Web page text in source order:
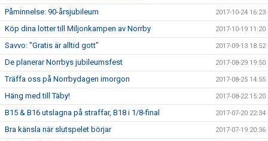
Påminnelse: 90-årsjubileum 2017-10-24 16:23
Köp dina lotter till Miljonkampen av Norrby 2017-10-19 11:20
Savvo: "Gratis är alltid gott" 2017-09-13 18:52
De planerar Norrbys jubileumsfest 2017-08-29 19:50
Träffa oss på Norrbydagen imorgon 2017-08-25 14:55
Häng med till Täby! 2017-08-22 15:20
B15 & B16 utslagna på straffar, B18 i 1/8-final 2017-07-20 22:34
Bra känsla när slutspelet börjar 2017-07-19 20:36